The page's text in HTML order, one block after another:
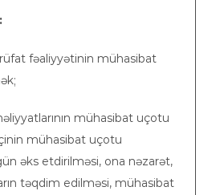
fəaliyyətinin mühasibat
mühasibat uçotu
mühasibat uçotu
əks etdirilməsi, ona nəzarət,
təqdim edilməsi, mühasibat